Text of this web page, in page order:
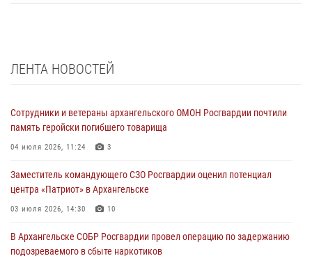
ЛЕНТА НОВОСТЕЙ
Сотрудники и ветераны архангельского ОМОН Росгвардии почтили
память геройски погибшего товарища
04 июля 2026, 11:24 3
Заместитель командующего СЗО Росгвардии оценил потенциал
центра «Патриот» в Архангельске
03 июля 2026, 14:30 10
В Архангельске СОБР Росгвардии провел операцию по задержанию
подозреваемого в сбыте наркотиков